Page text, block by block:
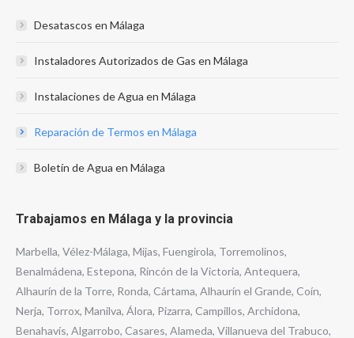
Desatascos en Málaga
Instaladores Autorizados de Gas en Málaga
Instalaciones de Agua en Málaga
Reparación de Termos en Málaga
Boletín de Agua en Málaga
Trabajamos en Málaga y la provincia
Marbella, Vélez-Málaga, Mijas, Fuengirola, Torremolinos,
Benalmádena, Estepona, Rincón de la Victoria, Antequera,
Alhaurín de la Torre, Ronda, Cártama, Alhaurín el Grande, Coín,
Nerja, Torrox, Manilva, Álora, Pizarra, Campillos, Archidona,
Benahavís, Algarrobo, Casares, Alameda, Villanueva del Trabuco,